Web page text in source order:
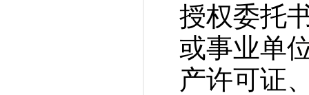
授权委托
或事业单
产许可证